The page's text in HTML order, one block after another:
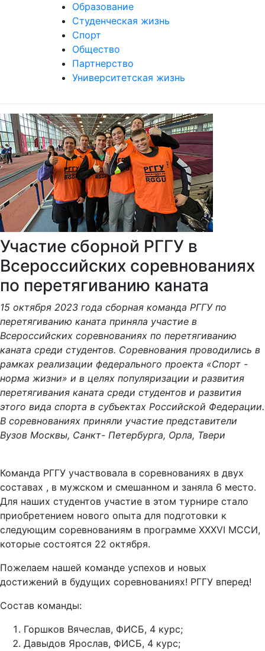
Образование
Студенческая жизнь
Спорт
Общество
Партнерство
Университетская жизнь
Участие сборной РГГУ в
Всероссийских соревнованиях
по перетягиванию каната
15 октября 2023 года сборная команда РГГУ по
перетягиванию каната приняла участие в
Всероссийских соревнованиях по перетягиванию
каната среди студентов. Соревнования проводились в
рамках реализации федерального проекта «Спорт -
норма жизни» и в целях популяризации и развития
перетягивания каната среди студентов и развития
этого вида спорта в субъектах Российской Федерации.
В соревнованиях приняли участие представители
Вузов Москвы, Санкт- Петербурга, Орла, Твери
Команда РГГУ участвовала в соревнованиях в двух
составах , в мужском и смешанном и заняла 6 место.
Для наших студентов участие в этом турнире стало
приобретением нового опыта для подготовки к
следующим соревнованиям в программе ХХХVI МССИ,
которые состоятся 22 октября.
Пожелаем нашей команде успехов и новых
достижений в будущих соревнованиях! РГГУ вперед!
Состав команды:
Горшков Вячеслав, ФИСБ, 4 курс;
Давыдов Ярослав, ФИСБ, 4 курс;